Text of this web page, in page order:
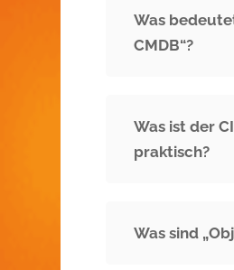
Was
CMDB“?
Was ist der
praktisch?
Was sind